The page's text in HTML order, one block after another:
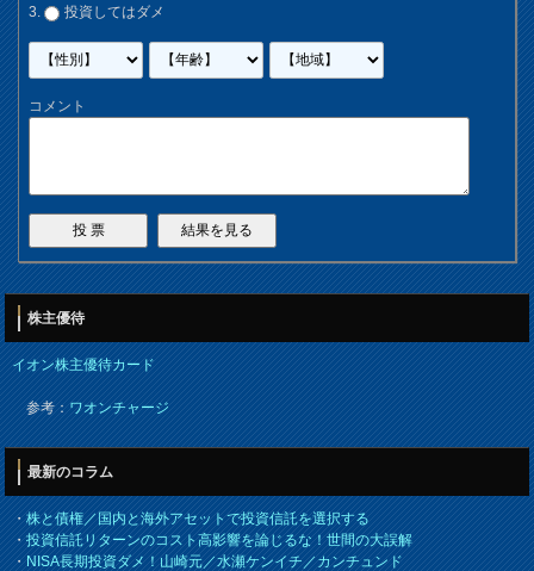
投資してはダメ
コメント
株主優待
イオン株主優待カード
参考：ワオンチャージ
最新のコラム
・株と債権／国内と海外アセットで投資信託を選択する
・投資信託リターンのコスト高影響を論じるな！世間の大誤解
・NISA長期投資ダメ！山崎元／水瀬ケンイチ／カンチュンド